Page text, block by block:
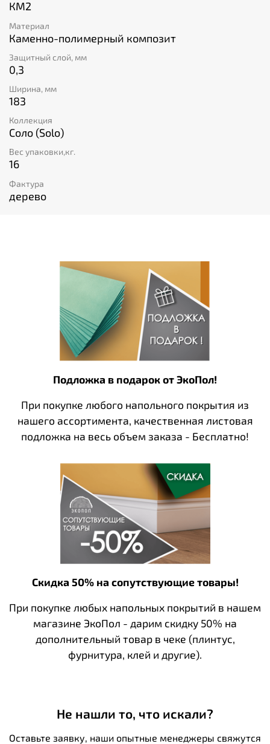
КМ2
Материал
Каменно-полимерный композит
Защитный слой, мм
0,3
Ширина, мм
183
Коллекция
Соло (Solo)
Вес упаковки,кг.
16
Фактура
дерево
Подложка в подарок от ЭкоПол!
При покупке любого напольного покрытия из
нашего ассортимента, качественная листовая
подложка на весь объем заказа - Бесплатно!
Скидка 50% на сопутствующие товары!
При покупке любых напольных покрытий в нашем
магазине ЭкоПол - дарим скидку 50% на
дополнительный товар в чеке (плинтус,
фурнитура, клей и другие).
Не нашли то, что искали?
Оставьте заявку, наши опытные менеджеры свяжутся